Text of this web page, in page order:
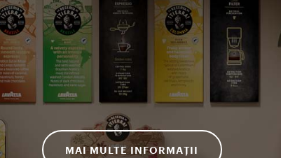
MAI MULTE INFORMAȚII